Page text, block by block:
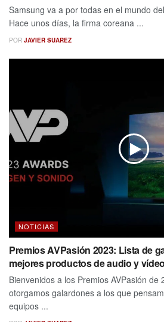
Samsung va a por todas en el mundo
Hace unos días, la firma coreana ...
POR JAVIER SUAREZ
NOTICIAS
Premios AVPasión 2023: Lista de
mejores productos de audio y vídeo
Bienvenidos a los Premios AVPasión de
otorgamos galardones a los que
equipos ...